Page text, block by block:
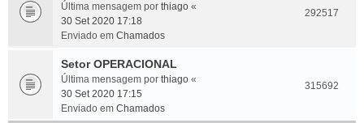
Última mensagem por thiago «
30 Set 2020 17:18
Enviado em Chamados
292517
Setor OPERACIONAL
Última mensagem por thiago «
30 Set 2020 17:15
Enviado em Chamados
315692